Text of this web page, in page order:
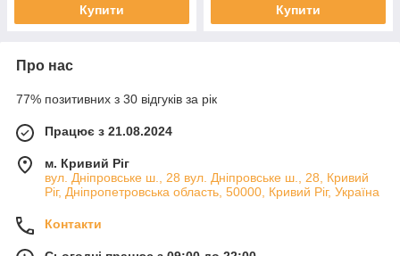
Купити Купити
Про нас
77% позитивних з 30 відгуків за рік
Працює з 21.08.2024
м. Кривий Ріг
вул. Дніпровське ш., 28 вул. Дніпровське ш., 28, Кривий
Ріг, Дніпропетровська область, 50000, Кривий Ріг, Україна
Контакти